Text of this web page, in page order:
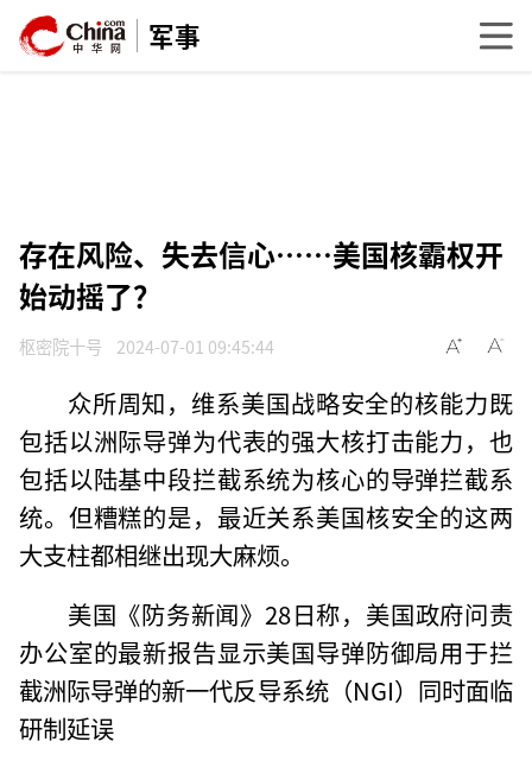
军事
存在风险、失去信心……美国核霸权开
始动摇了？
枢密院十号 2024-07-01 09:45:44
众所周知，维系美国战略安全的核能力既
包括以洲际导弹为代表的强大核打击能力，也
包括以陆基中段拦截系统为核心的导弹拦截系
统。但糟糕的是，最近关系美国核安全的这两
大支柱都相继出现大麻烦。
美国《防务新闻》28日称，美国政府问责
办公室的最新报告显示美国导弹防御局用于拦
截洲际导弹的新一代反导系统（NGI）同时面临
研制延误